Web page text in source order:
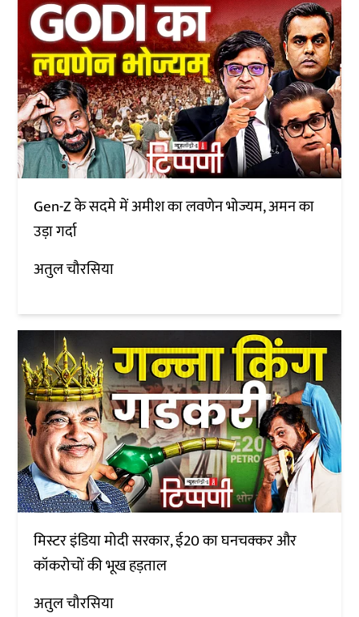
Gen-Z के सदमे में अमीश का लवणेन भोज्यम, अमन का
उड़ा गर्दा
अतुल चौरसिया
मिस्टर इंडिया मोदी सरकार, ई20 का घनचक्कर और
कॉकरोचों की भूख हड़ताल
अतुल चौरसिया